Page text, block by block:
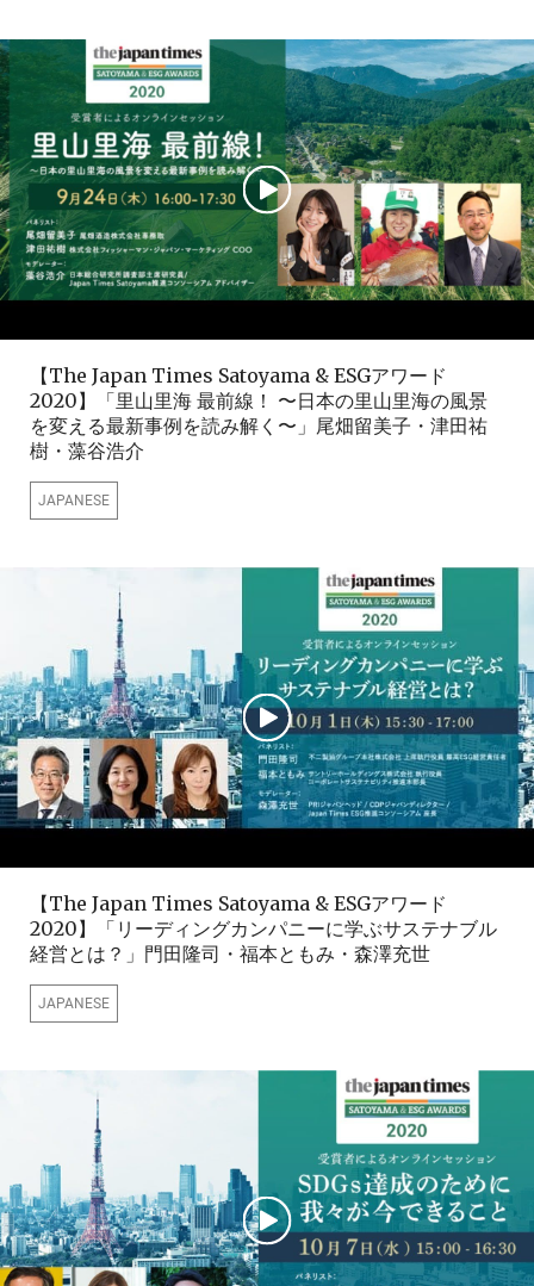
【The Japan Times Satoyama & ESGアワード
2020】「里山里海 最前線！ 〜日本の里山里海の風景
を変える最新事例を読み解く〜」尾畑留美子・津田祐
樹・藻谷浩介
JAPANESE
【The Japan Times Satoyama & ESGアワード
2020】「リーディングカンパニーに学ぶサステナブル
経営とは？」門田隆司・福本ともみ・森澤充世
JAPANESE